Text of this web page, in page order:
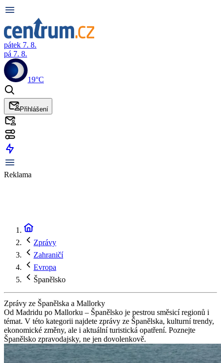
pátek 7. 8.
pá 7. 8.
19°C
Přihlášení
Reklama
Zprávy
Zahraničí
Evropa
Španělsko
Zprávy ze Španělska a Mallorky
Od Madridu po Mallorku – Španělsko je pestrou směsicí regionů i
témat. V této kategorii najdete zprávy ze Španělska, kulturní trendy,
ekonomické změny, ale i aktuální turistická opatření. Poznejte
Španělsko zpravodajsky, ne jen dovolenkově.